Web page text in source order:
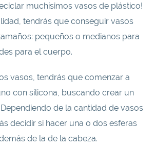
muchísimos vasos de plástico!
tendrás que conseguir vasos
pequeños o medianos para
para el cuerpo.
vasos, tendrás que comenzar a
con silicona, buscando crear un
de la cantidad de vasos
decidir si hacer una o dos esferas
de la de la cabeza.